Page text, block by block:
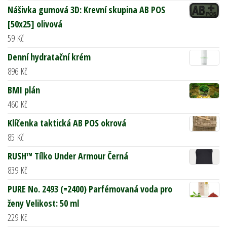
Nášivka gumová 3D: Krevní skupina AB POS
[50x25] olivová
59 Kč
Denní hydratační krém
896 Kč
BMI plán
460 Kč
Klíčenka taktická AB POS okrová
85 Kč
RUSH™ Tílko Under Armour Černá
839 Kč
PURE No. 2493 (=2400) Parfémovaná voda pro
ženy Velikost: 50 ml
229 Kč